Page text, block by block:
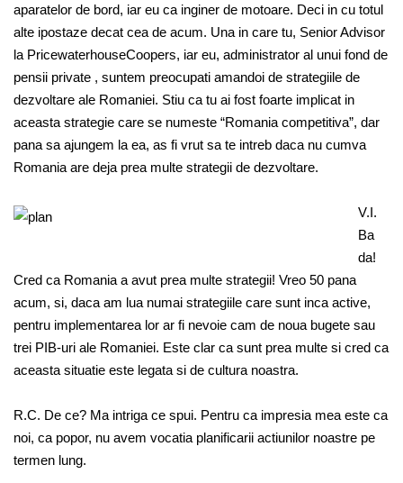
aparatelor de bord, iar eu ca inginer de motoare. Deci in cu totul
alte ipostaze decat cea de acum. Una in care tu, Senior Advisor
la PricewaterhouseCoopers, iar eu, administrator al unui fond de
pensii private , suntem preocupati amandoi de strategiile de
dezvoltare ale Romaniei. Stiu ca tu ai fost foarte implicat in
aceasta strategie care se numeste “Romania competitiva”, dar
pana sa ajungem la ea, as fi vrut sa te intreb daca nu cumva
Romania are deja prea multe strategii de dezvoltare.
V.I.
Ba
da!
Cred ca Romania a avut prea multe strategii! Vreo 50 pana
acum, si, daca am lua numai strategiile care sunt inca active,
pentru implementarea lor ar fi nevoie cam de noua bugete sau
trei PIB-uri ale Romaniei. Este clar ca sunt prea multe si cred ca
aceasta situatie este legata si de cultura noastra.
R.C. De ce? Ma intriga ce spui. Pentru ca impresia mea este ca
noi, ca popor, nu avem vocatia planificarii actiunilor noastre pe
termen lung.